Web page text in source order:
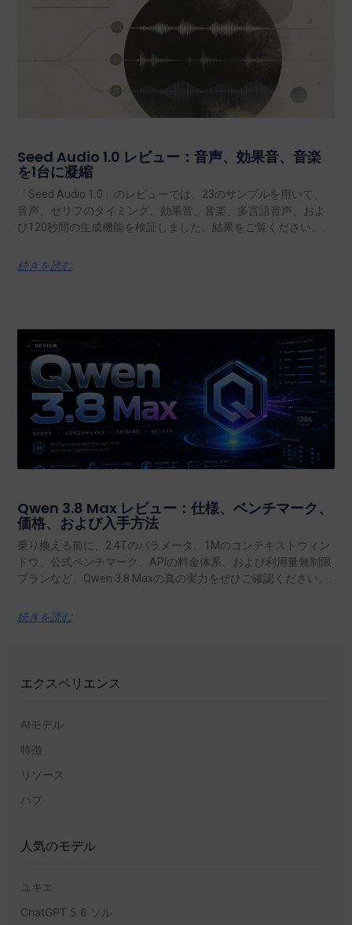
Seed Audio 1.0 レビュー：音声、効果音、音楽
を1台に凝縮
「Seed Audio 1.0」のレビューでは、23のサンプルを用いて、
音声、セリフのタイミング、効果音、音楽、多言語音声、およ
び120秒間の生成機能を検証しました。結果をご覧ください。.
続きを読む
Qwen 3.8 Max レビュー：仕様、ベンチマーク、
価格、および入手方法
乗り換える前に、2.4Tのパラメータ、1Mのコンテキストウィン
ドウ、公式ベンチマーク、APIの料金体系、および利用量無制限
プランなど、Qwen 3.8 Maxの真の実力をぜひご確認ください。.
続きを読む
エクスペリエンス
AIモデル
特徴
リソース
ハブ
人気のモデル
ユキエ
ChatGPT 5.6 ソル